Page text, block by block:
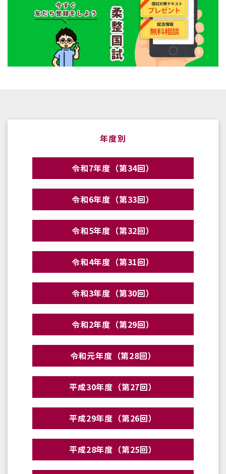
年度別
令和7年度（第34回）
令和6年度（第33回）
令和5年度（第32回）
令和4年度（第31回）
令和3年度（第30回）
令和2年度（第29回）
令和元年度（第28回）
平成30年度（第27回）
平成29年度（第26回）
平成28年度（第25回）